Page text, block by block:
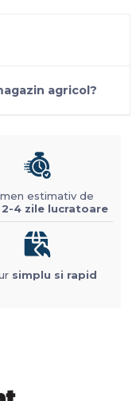
agricol?
estimativ de
2-4 zile lucratoare
simplu si rapid